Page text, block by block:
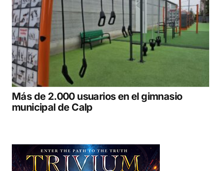
Más de 2.000 usuarios en el gimnasio
municipal de Calp